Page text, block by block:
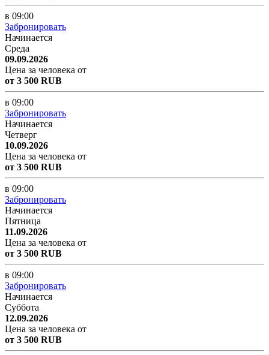
в 09:00
Забронировать
Начинается
Среда
09.09.2026
Цена за человека от
от 3 500 RUB
в 09:00
Забронировать
Начинается
Четверг
10.09.2026
Цена за человека от
от 3 500 RUB
в 09:00
Забронировать
Начинается
Пятница
11.09.2026
Цена за человека от
от 3 500 RUB
в 09:00
Забронировать
Начинается
Суббота
12.09.2026
Цена за человека от
от 3 500 RUB